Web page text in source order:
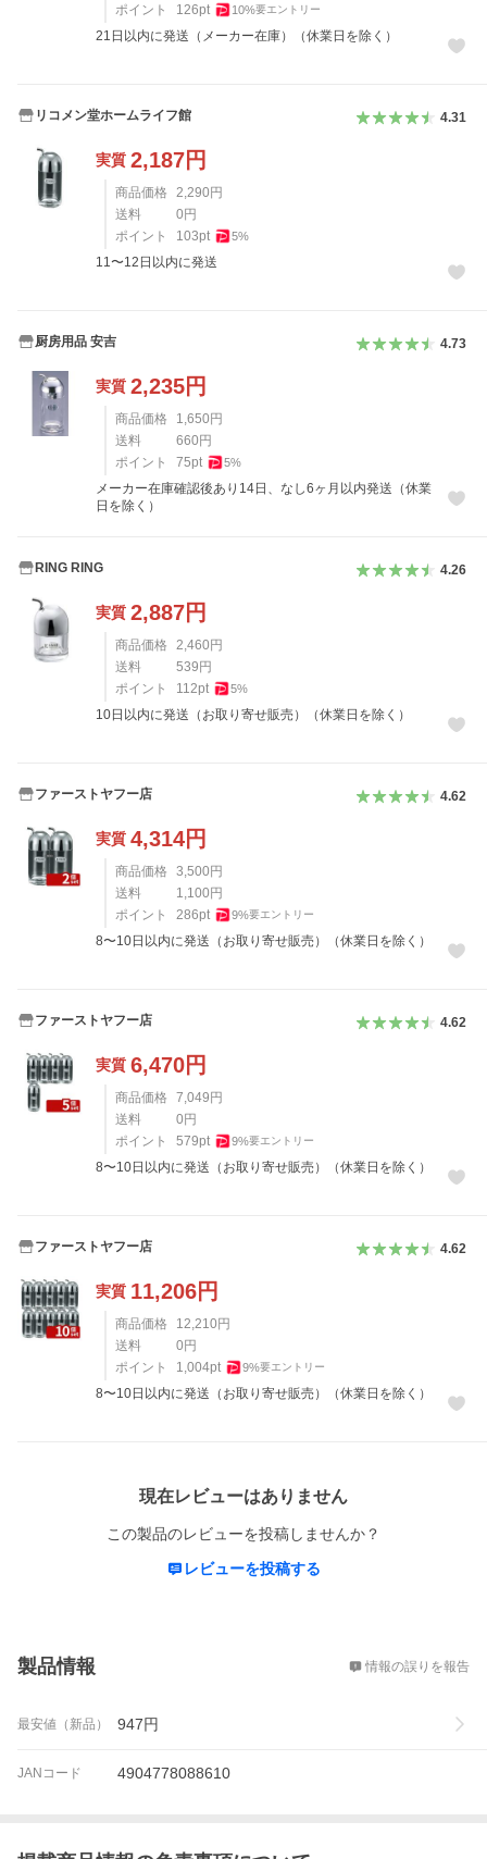
ポイント
126pt 10%要エントリー
21日以内に発送（メーカー在庫）（休業日を除く）
リコメン堂ホームライフ館 4.31
実質 2,187円
商品価格 2,290 円
送料
0 円
ポイント
103pt 5%
11〜12日以内に発送
厨房用品 安吉 4.73
実質 2,235円
商品価格 1,650 円
送料
660 円
ポイント
75pt 5%
メーカー在庫確認後あり14日、なし6ヶ月以内発送（休業
日を除く）
RING RING 4.26
実質 2,887円
商品価格 2,460 円
送料
539 円
ポイント
112pt 5%
10日以内に発送（お取り寄せ販売）（休業日を除く）
ファーストヤフー店 4.62
実質 4,314円
商品価格 3,500 円
送料
1,100 円
ポイント
286pt 9%要エントリー
8〜10日以内に発送（お取り寄せ販売）（休業日を除く）
ファーストヤフー店 4.62
実質 6,470円
商品価格 7,049 円
送料
0 円
ポイント
579pt 9%要エントリー
8〜10日以内に発送（お取り寄せ販売）（休業日を除く）
ファーストヤフー店 4.62
実質 11,206円
商品価格 12,210 円
送料
0 円
ポイント
1,004pt 9%要エントリー
8〜10日以内に発送（お取り寄せ販売）（休業日を除く）
現在レビューはありません
この製品のレビューを投稿しませんか？
レビューを投稿する
製品情報 情報の誤りを報告
最安値（新品） 947円
JANコード 4904778088610